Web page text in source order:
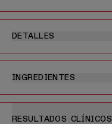
DETALLES
INGREDIENTES
RESULTADOS CLÍNICOS